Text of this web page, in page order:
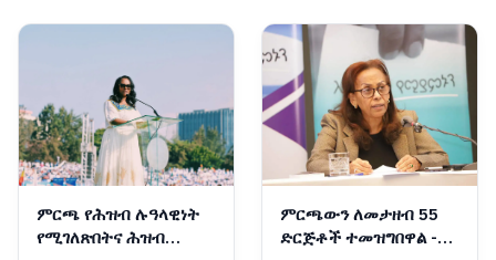
ምርጫ የሕዝብ ሉዓላዊነት
የሚገለጽበትና ሕዝብ
ምርጫውን ለመታዘብ 55
ድርጅቶች ተመዝግበዋል -